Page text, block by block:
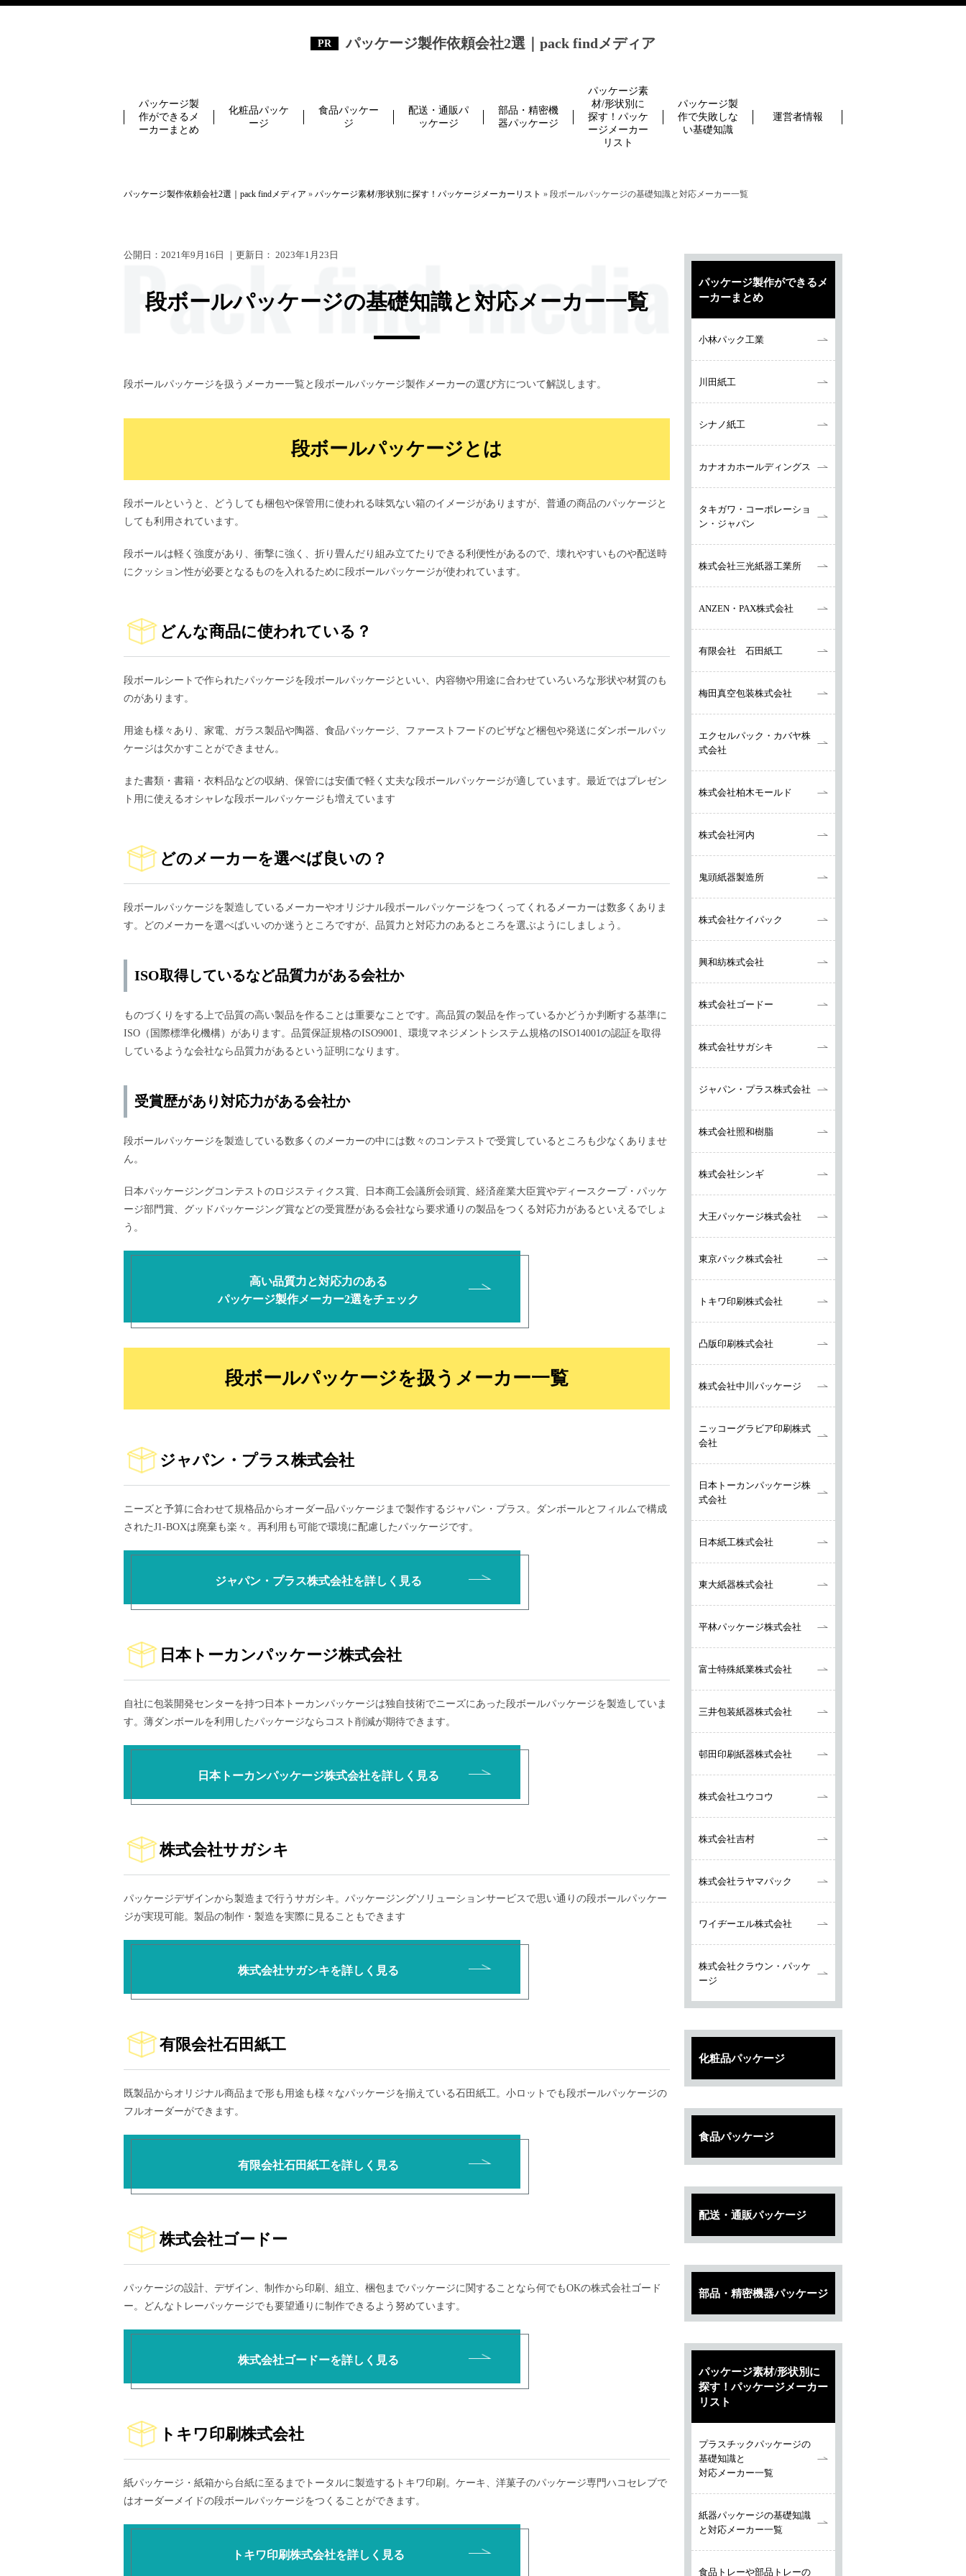
パッケージ製作依頼会社2選｜pack findメディア
パッケージ製
作ができるメ
ーカーまとめ
化粧品パッケ
ージ
食品パッケー
ジ
配送・通販パ
ッケージ
部品・精密機
器パッケージ
パッケージ素
材/形状別に
探す！パッケ
ージメーカー
リスト
パッケージ製
作で失敗しな
い基礎知識
運営者情報
パッケージ製作依頼会社2選｜pack findメディア » パッケージ素材/形状別に探す！パッケージメーカーリスト » 段ボールパッケージの基礎知識と対応メーカー一覧
公開日： 2021年9月16日 ｜更新日： 2023年1月23日
段ボールパッケージの基礎知識と対応メーカー一覧
段ボールパッケージを扱うメーカー一覧と段ボールパッケージ製作メーカーの選び方について解説します。
段ボールパッケージとは
段ボールというと、どうしても梱包や保管用に使われる味気ない箱のイメージがありますが、普通の商品のパッケージと
しても利用されています。
段ボールは軽く強度があり、衝撃に強く、折り畳んだり組み立てたりできる利便性があるので、壊れやすいものや配送時
にクッション性が必要となるものを入れるために段ボールパッケージが使われています。
どんな商品に使われている？
段ボールシートで作られたパッケージを段ボールパッケージといい、内容物や用途に合わせていろいろな形状や材質のも
のがあります。
用途も様々あり、家電、ガラス製品や陶器、食品パッケージ、ファーストフードのピザなど梱包や発送にダンボールパッ
ケージは欠かすことができません。
また書類・書籍・衣料品などの収納、保管には安価で軽く丈夫な段ボールパッケージが適しています。最近ではプレゼン
ト用に使えるオシャレな段ボールパッケージも増えています
どのメーカーを選べば良いの？
段ボールパッケージを製造しているメーカーやオリジナル段ボールパッケージをつくってくれるメーカーは数多くありま
す。どのメーカーを選べばいいのか迷うところですが、品質力と対応力のあるところを選ぶようにしましょう。
ISO取得しているなど品質力がある会社か
ものづくりをする上で品質の高い製品を作ることは重要なことです。高品質の製品を作っているかどうか判断する基準に
ISO（国際標準化機構）があります。品質保証規格のISO9001、環境マネジメントシステム規格のISO14001の認証を取得
しているような会社なら品質力があるという証明になります。
受賞歴があり対応力がある会社か
段ボールパッケージを製造している数多くのメーカーの中には数々のコンテストで受賞しているところも少なくありませ
ん。
日本パッケージングコンテストのロジスティクス賞、日本商工会議所会頭賞、経済産業大臣賞やディースクープ・パッケ
ージ部門賞、グッドパッケージング賞などの受賞歴がある会社なら要求通りの製品をつくる対応力があるといえるでしょ
う。
高い品質力と対応力のある
パッケージ製作メーカー2選をチェック
段ボールパッケージを扱うメーカー一覧
ジャパン・プラス株式会社
ニーズと予算に合わせて規格品からオーダー品パッケージまで製作するジャパン・プラス。ダンボールとフィルムで構成
されたJ1-BOXは廃棄も楽々。再利用も可能で環境に配慮したパッケージです。
ジャパン・プラス株式会社を詳しく見る
日本トーカンパッケージ株式会社
自社に包装開発センターを持つ日本トーカンパッケージは独自技術でニーズにあった段ボールパッケージを製造していま
す。薄ダンボールを利用したパッケージならコスト削減が期待できます。
日本トーカンパッケージ株式会社を詳しく見る
株式会社サガシキ
パッケージデザインから製造まで行うサガシキ。パッケージングソリューションサービスで思い通りの段ボールパッケー
ジが実現可能。製品の制作・製造を実際に見ることもできます
株式会社サガシキを詳しく見る
有限会社石田紙工
既製品からオリジナル商品まで形も用途も様々なパッケージを揃えている石田紙工。小ロットでも段ボールパッケージの
フルオーダーができます。
有限会社石田紙工を詳しく見る
株式会社ゴードー
パッケージの設計、デザイン、制作から印刷、組立、梱包までパッケージに関することなら何でもOKの株式会社ゴード
ー。どんなトレーパッケージでも要望通りに制作できるよう努めています。
株式会社ゴードーを詳しく見る
トキワ印刷株式会社
紙パッケージ・紙箱から台紙に至るまでトータルに製造するトキワ印刷。ケーキ、洋菓子のパッケージ専門ハコセレブで
はオーダーメイドの段ボールパッケージをつくることができます。
トキワ印刷株式会社を詳しく見る
パッケージ製作ができるメ
ーカーまとめ
小林パック工業
川田紙工
シナノ紙工
カナオカホールディングス
タキガワ・ コーポレーショ
ン・ ジャパン
株式会社三光紙器工業所
ANZEN・PAX株式会社
有限会社 石田紙工
梅田真空包装株式会社
エクセルパック・カバヤ株
式会社
株式会社柏木モールド
株式会社河内
鬼頭紙器製造所
株式会社ケイパック
興和紡株式会社
株式会社ゴードー
株式会社サガシキ
ジャパン・プラス株式会社
株式会社照和樹脂
株式会社シンギ
大王パッケージ株式会社
東京パック株式会社
トキワ印刷株式会社
凸版印刷株式会社
株式会社中川パッケージ
ニッコーグラビア印刷株式
会社
日本トーカンパッケージ株
式会社
日本紙工株式会社
東大紙器株式会社
平林パッケージ株式会社
富士特殊紙業株式会社
三井包装紙器株式会社
邨田印刷紙器株式会社
株式会社ユウコウ
株式会社吉村
株式会社ラヤマパック
ワイヂーエル株式会社
株式会社クラウン・パッケ
ージ
化粧品パッケージ
食品パッケージ
配送・通販パッケージ
部品・精密機器パッケージ
パッケージ素材/形状別に
探す！パッケージメーカー
リスト
プラスチックパッケージの
基礎知識と
対応メーカー一覧
紙器パッケージの基礎知識
と対応メーカー一覧
食品トレーや部品トレーの